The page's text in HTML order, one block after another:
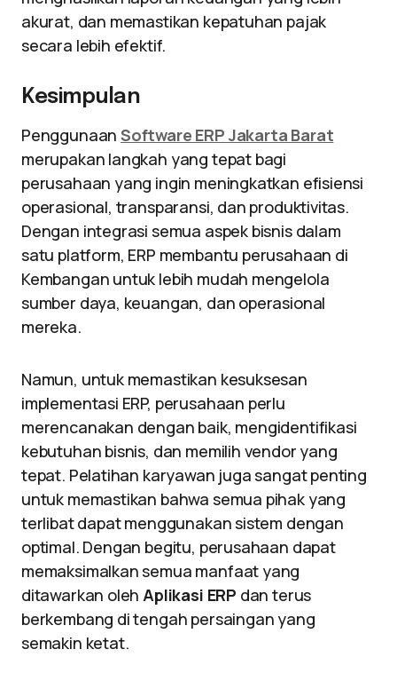
akurat, dan memastikan kepatuhan pajak
secara lebih efektif.
Kesimpulan
PenggunaanSoftware ERP Jakarta Barat
merupakan langkah yang tepat bagi
perusahaan yang ingin meningkatkan efisiensi
operasional, transparansi, dan produktivitas.
Dengan integrasi semua aspek bisnis dalam
satu platform, ERP membantu perusahaan di
Kembangan untuk lebih mudah mengelola
sumber daya, keuangan, dan operasional
mereka.
Namun, untuk memastikan kesuksesan
implementasi ERP, perusahaan perlu
merencanakan dengan baik, mengidentifikasi
kebutuhan bisnis, dan memilih vendor yang
tepat. Pelatihan karyawan juga sangat penting
untuk memastikan bahwa semua pihak yang
terlibat dapat menggunakan sistem dengan
optimal. Dengan begitu, perusahaan dapat
memaksimalkan semua manfaat yang
ditawarkan olehAplikasi ERP dan terus
berkembang di tengah persaingan yang
semakin ketat.